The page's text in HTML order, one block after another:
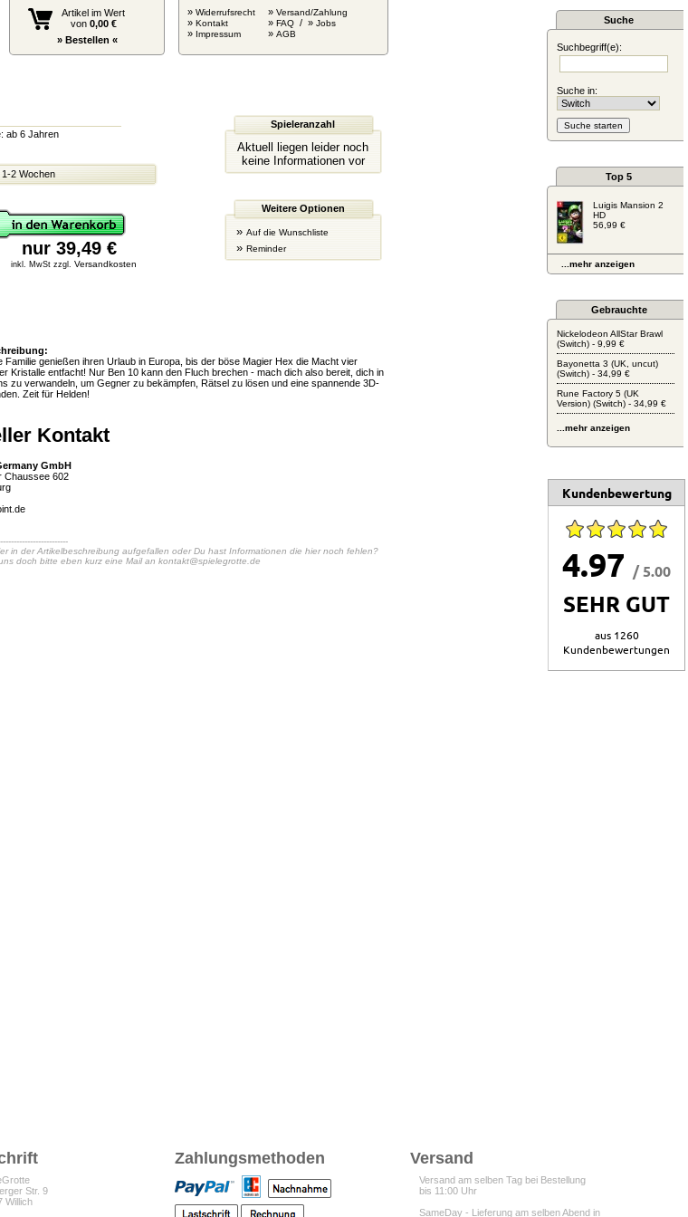
Artikel im Wert
von 0,00 €
» Bestellen «
» Widerrufsrecht
» Kontakt
» Impressum
» Versand/Zahlung
» FAQ / » Jobs
» AGB
ab 6 Jahren
1-2 Wochen
nur 39,49 €
inkl. MwSt zzgl. Versandkosten
Spieleranzahl
Aktuell liegen leider noch
keine Informationen vor
Weitere Optionen
» Auf die Wunschliste
» Reminder
Familie genießen ihren Urlaub in Europa, bis der böse Magier Hex die Macht vier
Kristalle entfacht! Nur Ben 10 kann den Fluch brechen - mach dich also bereit, dich in
zu verwandeln, um Gegner zu bekämpfen, Rätsel zu lösen und eine spannende 3D-
Zeit für Helden!
Kontakt
GmbH
Chaussee 602
in der Artikelbeschreibung aufgefallen oder Du hast Informationen die hier noch fehlen?
doch bitte eben kurz eine Mail an kontakt@spielegrotte.de
Suche
Suchbegriff(e):
Suche in:
Top 5
Luigis Mansion 2
HD
56,99 €
...mehr anzeigen
Gebrauchte
Nickelodeon AllStar Brawl
(Switch) - 9,99 €
Bayonetta 3 (UK, uncut)
(Switch) - 34,99 €
Rune Factory 5 (UK
Version) (Switch) - 34,99 €
...mehr anzeigen
Kundenbewertung
4.97 / 5.00
SEHR GUT
aus 1260
Kundenbewertungen
Str. 9
Willich
Zahlungsmethoden Versand
Versand am selben Tag bei Bestellung
bis 11:00 Uhr
SameDay - Lieferung am selben Abend in